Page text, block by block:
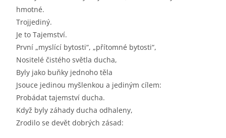
hmotné.
Trojjediný.
Je to Tajemství.
První „myslící bytosti“, „přítomné bytosti“,
Nositelé čistého světla ducha,
Byly jako buňky jednoho těla
Jsouce jedinou myšlenkou a jediným cílem:
Probádat tajemství ducha.
Když byly záhady ducha odhaleny,
Zrodilo se devět dobrých zásad: